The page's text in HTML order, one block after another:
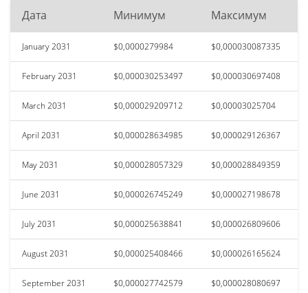
Дата Минимум Максимум
January 2031 $0,0000279984 $0,000030087335
February 2031 $0,000030253497 $0,000030697408
March 2031 $0,000029209712 $0,00003025704
April 2031 $0,000028634985 $0,000029126367
May 2031 $0,000028057329 $0,000028849359
June 2031 $0,000026745249 $0,000027198678
July 2031 $0,000025638841 $0,000026809606
August 2031 $0,000025408466 $0,000026165624
September 2031 $0,000027742579 $0,000028080697